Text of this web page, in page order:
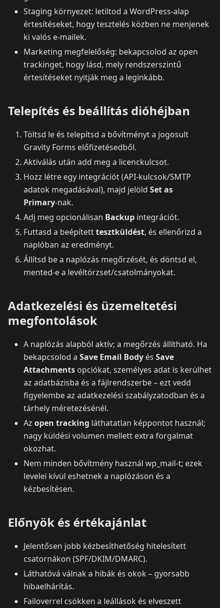
Staging környezet: letiltod a WordPress‑alap
értesítéseket, hogy tesztelés közben ne menjenek
ki valós e‑mailek.
Marketing megfelelőség: bekapcsolod az open
trackinget, hogy lásd, mely rendszerszintű
értesítéseket nyitják meg a leginkább.
Telepítés és beállítás dióhéjban
Töltsd le és telepítsd a bővítményt a jogosult
Gravity Forms előfizetésedből.
Aktiválás után add meg a licenckulcsot.
Hozz létre egy integrációt (API‑kulcsok/SMTP
adatok megadásával), majd jelöld Set as
Primary‑nak.
Adj meg opcionálisan Backup integrációt.
Futtasd a beépítetttesztküldést, és ellenőrizd a
naplóban az eredményt.
Állítsd be a naplózás megőrzését, és döntsd el,
mented‑e a levéltörzset/csatolmányokat.
Adatkezelési és üzemeltetési
megfontolások
A naplózás alapból aktív; a megőrzés állítható. Ha
bekapcsolod a Save Email Body és Save
Attachments opciókat, személyes adat is kerülhet
az adatbázisba és a fájlrendszerbe – ezt vedd
figyelembe az adatkezelési szabályzatodban és a
tárhely méretezésénél.
Az open tracking láthatatlan képpontot használ;
nagy küldési volumen mellett extra forgalmat
okozhat.
Nem minden bővítmény használ wp_mail‑t; ezek
levelei kívül eshetnek a naplózáson és a
kézbesítésen.
Előnyök és értékajánlat
Jelentősen jobb kézbesíthetőség hitelesített
csatornákon (SPF/DKIM/DMARC).
Láthatóvá válnak a hibák és okok – gyorsabb
hibaelhárítás.
Failoverrel csökken a leállások és elveszett